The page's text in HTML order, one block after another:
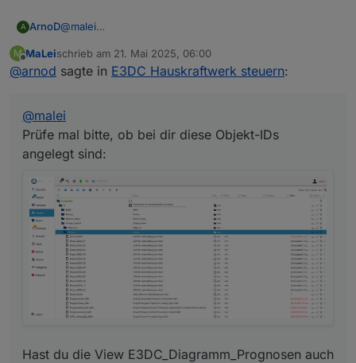
A ArnoD@malei
sind:
Hast du die View E3DC_Diagramm_Prognosen auch
aktualisiert?
0_userdata.0.Charge_Control.History.History
JSONanpassen
M
Offline
MaLeischrieb am 21. Mai 2025, 06:00
zuletzt editiert von
@arnod sagte in E3DC Hauskraftwerk steuern:
@malei
Prüfe mal bitte, ob bei dir diese Objekt-IDs
angelegt sind:
Hast du die View E3DC_Diagramm_Prognosen auch